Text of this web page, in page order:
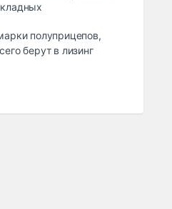
полуприцепов,
берут в лизинг